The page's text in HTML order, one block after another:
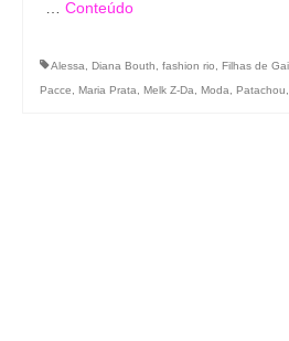
… Conteúdo
Alessa, Diana Bouth, fashion rio, Filhas de
Pacce, Maria Prata, Melk Z-Da, Moda, Patachou,